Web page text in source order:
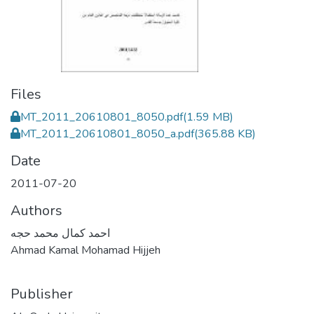
Files
MT_2011_20610801_8050.pdf(1.59 MB)
MT_2011_20610801_8050_a.pdf(365.88 KB)
Date
2011-07-20
Authors
احمد كمال محمد حجه
Ahmad Kamal Mohamad Hijjeh
Publisher